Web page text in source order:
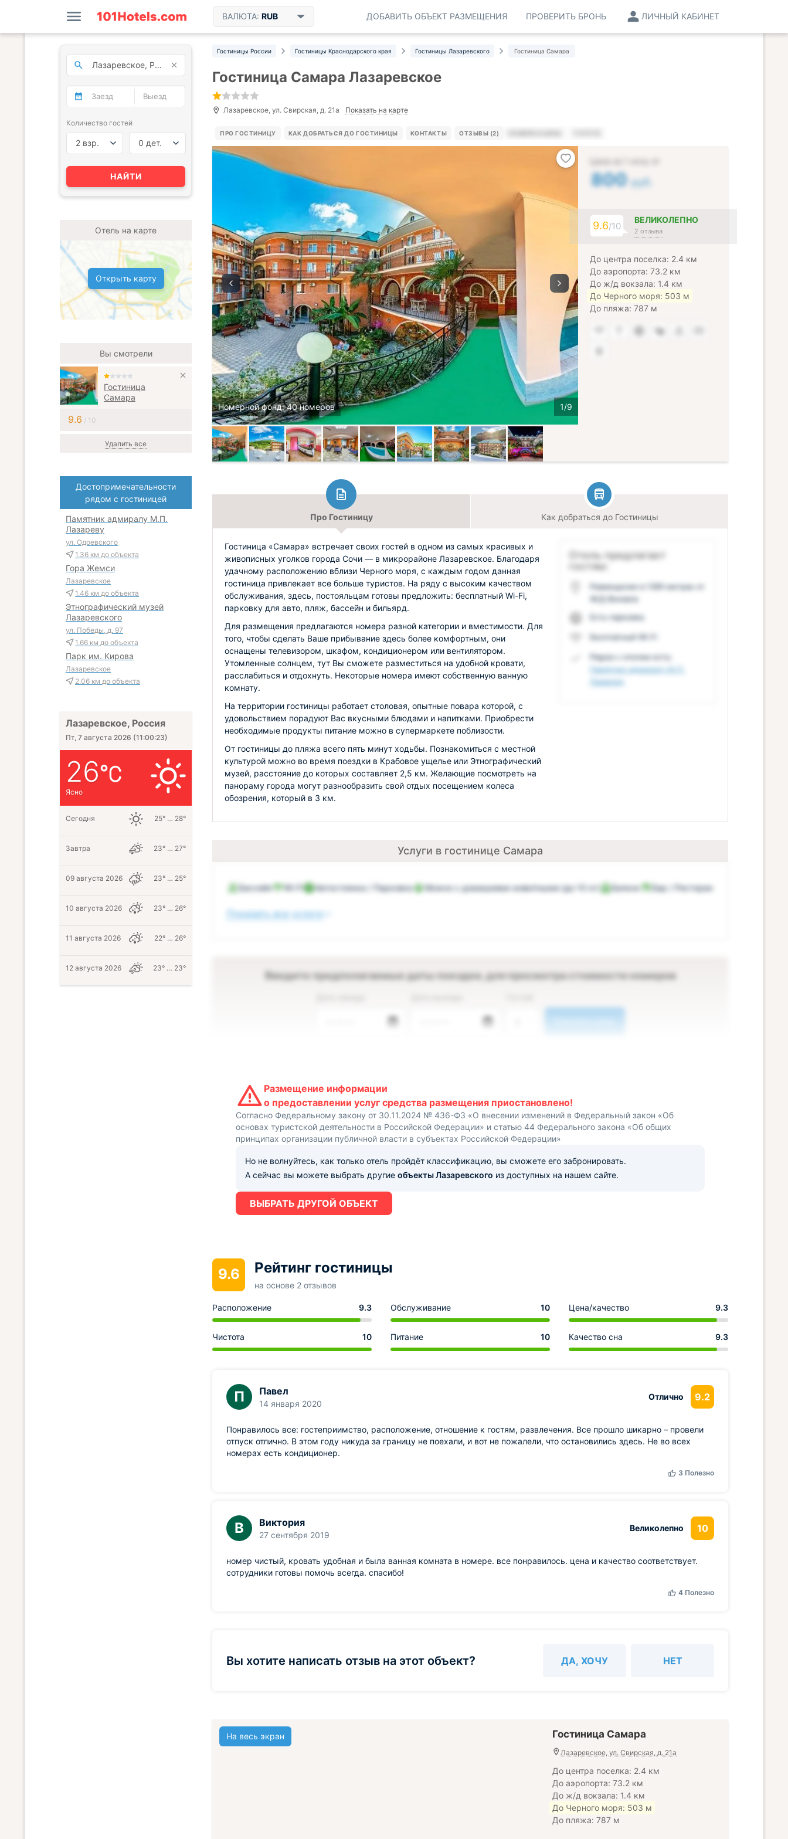
ВАЛЮТА: RUB ЛИЧНЫЙ КАБИНЕТ
ПРОВЕРИТЬ БРОНЬ
ДОБАВИТЬ ОБЪЕКТ РАЗМЕЩЕНИЯ
Гостиницы России Гостиницы Краснодарского края Гостиницы Лазаревского Гостиница Самара
Гостиница Самара Лазаревское
Лазаревское, ул. Свирская, д. 21а Показать на карте
ПРО ГОСТИНИЦУ КАК ДОБРАТЬСЯ ДО ГОСТИНИЦЫ КОНТАКТЫ ОТЗЫВЫ (2)
Номерной фонд: 40 номеров
800 руб.
9.6/10
ВЕЛИКОЛЕПНО
2 отзыва
До центра поселка: 2.4 км
До аэропорта: 73.2 км
До ж/д вокзала: 1.4 км
До Черного моря: 503 м
До пляжа: 787 м
Про Гостиницу Как добраться до Гостиницы
Отель предлагает
гостям:
Размещение в 1390 метрах от
Ж/Д Вокзала
Есть парковка
Бесплатный Wi-Fi
Рядом с отелем есть:
Памятник адмиралу М.П.
Лазареву
Гостиница «Самара» встречает своих гостей в одном из самых красивых и
живописных уголков города Сочи — в микрорайоне Лазаревское. Благодаря
удачному расположению вблизи Черного моря, с каждым годом данная
гостиница привлекает все больше туристов. На ряду с высоким качеством
обслуживания, здесь, постояльцам готовы предложить: бесплатный Wi-Fi,
парковку для авто, пляж, бассейн и бильярд.
Для размещения предлагаются номера разной категории и вместимости. Для
того, чтобы сделать Ваше прибывание здесь более комфортным, они
оснащены телевизором, шкафом, кондиционером или вентилятором.
Утомленные солнцем, тут Вы сможете разместиться на удобной кровати,
расслабиться и отдохнуть. Некоторые номера имеют собственную ванную
комнату.
На территории гостиницы работает столовая, опытные повара которой, с
удовольствием порадуют Вас вкусными блюдами и напитками. Приобрести
необходимые продукты питание можно в супермаркете поблизости.
От гостиницы до пляжа всего пять минут ходьбы. Познакомиться с местной
культурой можно во время поездки в Крабовое ущелье или Этнографический
музей, расстояние до которых составляет 2,5 км. Желающие посмотреть на
панораму города могут разнообразить свой отдых посещением колеса
обозрения, который в 3 км.
Услуги в гостинице Самара
Бассейн Wi-Fi Автостоянка / Парковка Можно с домашними животными (до 10 кг) Балкон Бар / Ресторан
Показать все услуги
Введите предполагаемые даты поездки, для просмотра стоимости номеров
Размещение информации
о предоставлении услуг средства размещения приостановлено!
Согласно Федеральному закону от 30.11.2024 № 436-ФЗ «О внесении изменений в Федеральный закон «Об
основах туристской деятельности в Российской Федерации» и статью 44 Федерального закона «Об общих
принципах организации публичной власти в субъектах Российской Федерации»
Но не волнуйтесь, как только отель пройдёт классификацию, вы сможете его забронировать.
А сейчас вы можете выбрать другие объекты Лазаревского из доступных на нашем сайте.
ВЫБРАТЬ ДРУГОЙ ОБЪЕКТ
9.6 Рейтинг гостиницы
на основе 2 отзывов
Расположение 9.3 Обслуживание 10 Цена/качество 9.3
Чистота 10 Питание 10 Качество сна 9.3
П Павел
14 января 2020
Отлично 9.2
Понравилось все: гостеприимство, расположение, отношение к гостям, развлечения. Все прошло шикарно – провели
отпуск отлично. В этом году никуда за границу не поехали, и вот не пожалели, что остановились здесь. Не во всех
номерах есть кондиционер.
3 Полезно
В Виктория
27 сентября 2019
Великолепно 10
номер чистый, кровать удобная и была ванная комната в номере. все понравилось. цена и качество соответствует.
сотрудники готовы помочь всегда. спасибо!
4 Полезно
Вы хотите написать отзыв на этот объект? ДА, ХОЧУ НЕТ
На весь экран Гостиница Самара
Лазаревское, ул. Свирская, д. 21а
До центра поселка: 2.4 км
До аэропорта: 73.2 км
До ж/д вокзала: 1.4 км
До Черного моря: 503 м
До пляжа: 787 м
Количество гостей
2 взр. 0 дет.
НАЙТИ
Отель на карте
Открыть карту
Вы смотрели
Гостиница
Самара
9.6 / 10
Удалить все
Достопримечательности
рядом с гостиницей
Памятник адмиралу М.П.
Лазареву
ул. Одоевского
1.36 км до объекта
Гора Жемси
Лазаревское
1.46 км до объекта
Этнографический музей
Лазаревского
ул. Победы, д. 97
1.66 км до объекта
Парк им. Кирова
Лазаревское
2.06 км до объекта
Лазаревское, Россия
Пт, 7 августа 2026 (11:00:24)
26
Ясно
Сегодня 25° … 28°
Завтра 23° … 27°
09 августа 2026 23° … 25°
10 августа 2026 23° … 26°
11 августа 2026 22° … 26°
12 августа 2026 23° … 23°